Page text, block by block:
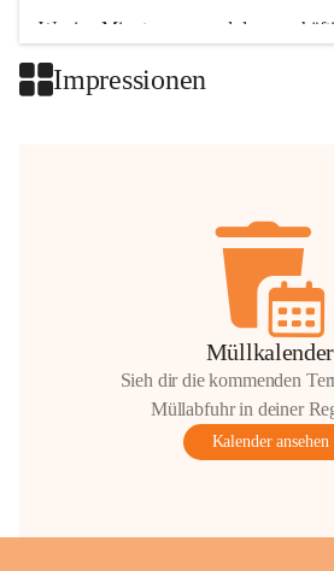
Wenige Minuten nur, und das
Impressionen
Müllkalender
Sieh dir die kommenden
Müllabfuhr in deiner
Kalender ansehen